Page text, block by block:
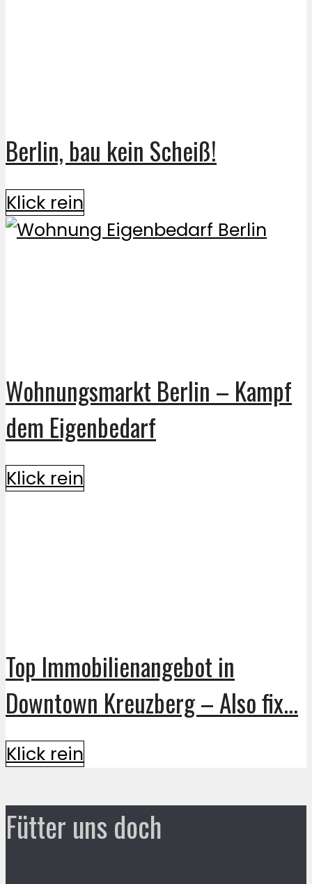
Berlin, bau kein Scheiß!
Klick rein
Wohnungsmarkt Berlin – Kampf
dem Eigenbedarf
Klick rein
Top Immobilienangebot in
Downtown Kreuzberg – Also fix...
Klick rein
Fütter uns doch